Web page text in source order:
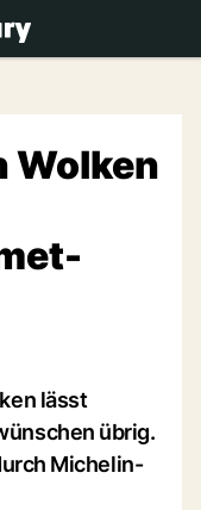
Wolken
lässt
übrig.
Michelin-